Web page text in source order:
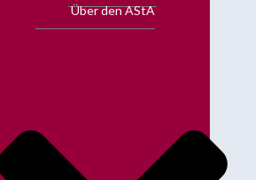
Über den AStA